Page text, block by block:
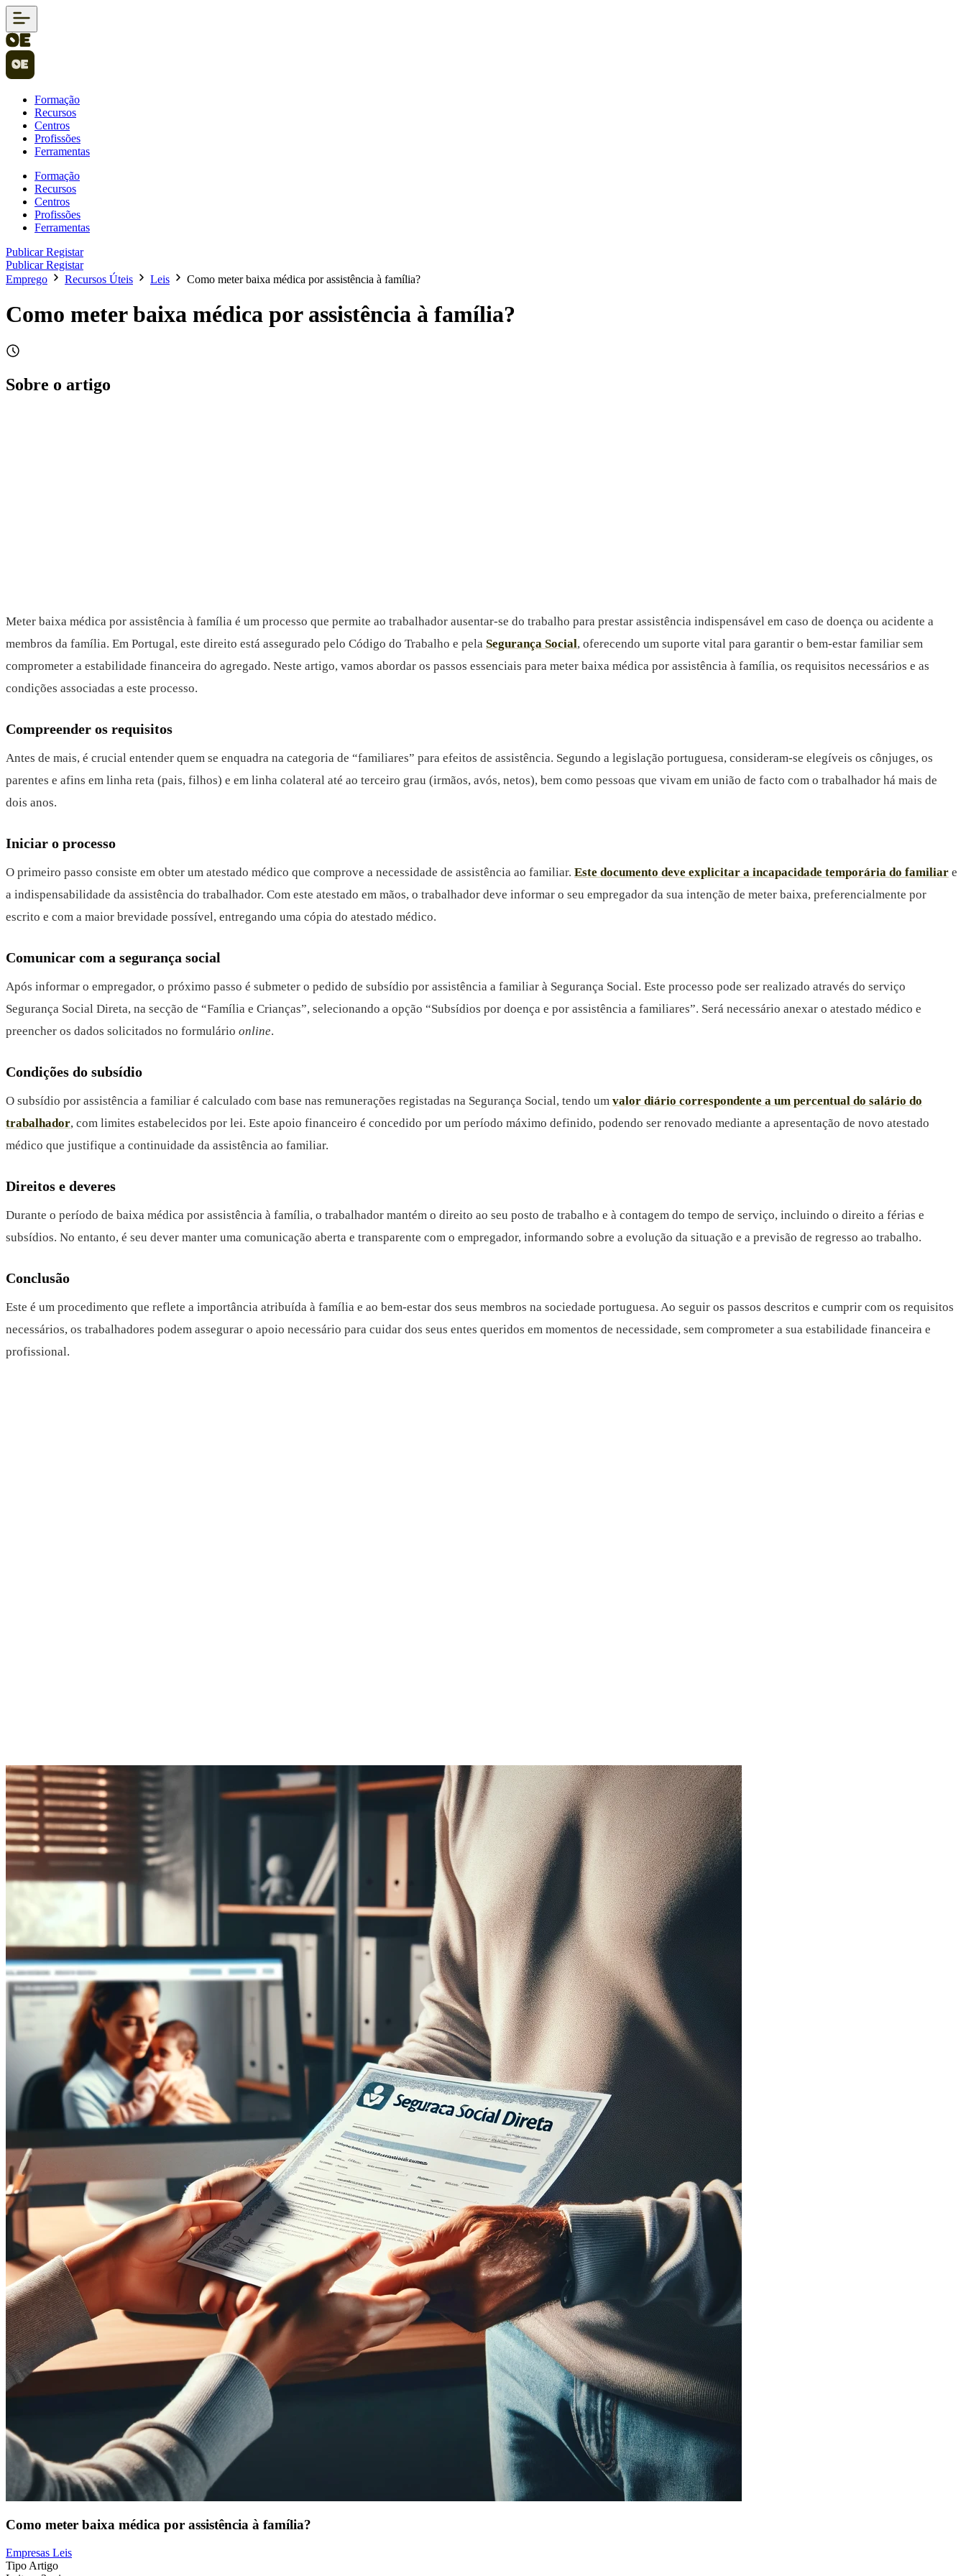
Formação
Recursos
Centros
Profissões
Ferramentas
Formação
Recursos
Centros
Profissões
Ferramentas
PublicarRegistar
PublicarRegistar
Emprego
Recursos Úteis Leis Como meter baixa médica por assistência à família?
Como meter baixa médica por assistência à família?
Sobre o artigo
Meter baixa médica por assistência à família é um processo que permite ao trabalhador ausentar-se do trabalho para prestar assistência indispensável em caso de doença ou acidente a
membros da família. Em Portugal, este direito está assegurado pelo Código do Trabalho e pela Segurança Social, oferecendo um suporte vital para garantir o bem-estar familiar sem
comprometer a estabilidade financeira do agregado. Neste artigo, vamos abordar os passos essenciais para meter baixa médica por assistência à família, os requisitos necessários e as
condições associadas a este processo.
Compreender os requisitos
Antes de mais, é crucial entender quem se enquadra na categoria de “familiares” para efeitos de assistência. Segundo a legislação portuguesa, consideram-se elegíveis os cônjuges, os
parentes e afins em linha reta (pais, filhos) e em linha colateral até ao terceiro grau (irmãos, avós, netos), bem como pessoas que vivam em união de facto com o trabalhador há mais de
dois anos.
Iniciar o processo
O primeiro passo consiste em obter um atestado médico que comprove a necessidade de assistência ao familiar. Este documento deve explicitar a incapacidade temporária do familiar e
a indispensabilidade da assistência do trabalhador. Com este atestado em mãos, o trabalhador deve informar o seu empregador da sua intenção de meter baixa, preferencialmente por
escrito e com a maior brevidade possível, entregando uma cópia do atestado médico.
Comunicar com a segurança social
Após informar o empregador, o próximo passo é submeter o pedido de subsídio por assistência a familiar à Segurança Social. Este processo pode ser realizado através do serviço
Segurança Social Direta, na secção de “Família e Crianças”, selecionando a opção “Subsídios por doença e por assistência a familiares”. Será necessário anexar o atestado médico e
preencher os dados solicitados no formulário online.
Condições do subsídio
O subsídio por assistência a familiar é calculado com base nas remunerações registadas na Segurança Social, tendo um valor diário correspondente a um percentual do salário do
trabalhador, com limites estabelecidos por lei. Este apoio financeiro é concedido por um período máximo definido, podendo ser renovado mediante a apresentação de novo atestado
médico que justifique a continuidade da assistência ao familiar.
Direitos e deveres
Durante o período de baixa médica por assistência à família, o trabalhador mantém o direito ao seu posto de trabalho e à contagem do tempo de serviço, incluindo o direito a férias e
subsídios. No entanto, é seu dever manter uma comunicação aberta e transparente com o empregador, informando sobre a evolução da situação e a previsão de regresso ao trabalho.
Conclusão
Este é um procedimento que reflete a importância atribuída à família e ao bem-estar dos seus membros na sociedade portuguesa. Ao seguir os passos descritos e cumprir com os requisitos
necessários, os trabalhadores podem assegurar o apoio necessário para cuidar dos seus entes queridos em momentos de necessidade, sem comprometer a sua estabilidade financeira e
profissional.
Como meter baixa médica por assistência à família?
Empresas Leis
Tipo Artigo